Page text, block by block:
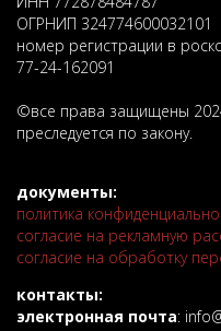
ОГРНИП 324774600032101
номер регистрации в
77-24-162091
©️все права защищены
преследуется по закону.
документы:
политика
согласие на рекламную
согласие на обработку
контакты:
электронная почта: